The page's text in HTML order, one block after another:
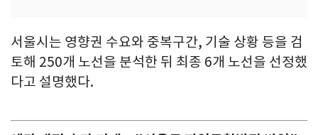
서울시는 영향권 수요와 중복구간, 기술 상황 등을 검
토해 250개 노선을 분석한 뒤 최종 6개 노선을 선정했
다고 설명했다.